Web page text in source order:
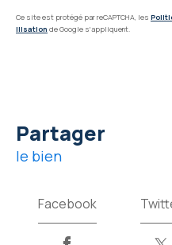
Ce site est protégé par reCAPTCHA, les
ilisation de Google s'appliquent.
partager
le bien
Facebook